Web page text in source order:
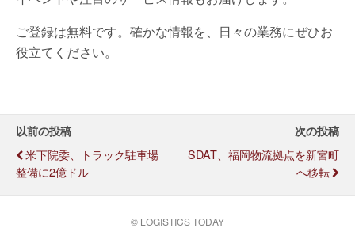
ご登録は無料です。確かな情報を、日々の業務にぜひお
役立てください。
以前の投稿
米下院委、トラック駐車場
整備に2億ドル
次の投稿
SDAT、福岡物流拠点を新宮町
へ移転
© LOGISTICS TODAY